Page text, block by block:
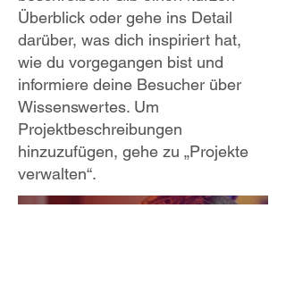
Überblick oder gehe ins Detail
darüber, was dich inspiriert hat,
wie du vorgegangen bist und
informiere deine Besucher über
Wissenswertes. Um
Projektbeschreibungen
hinzuzufügen, gehe zu „Projekte
verwalten“.